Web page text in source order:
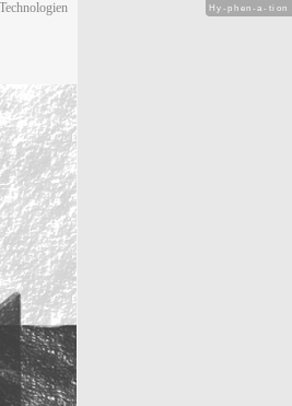
Hy-phen-a-tion